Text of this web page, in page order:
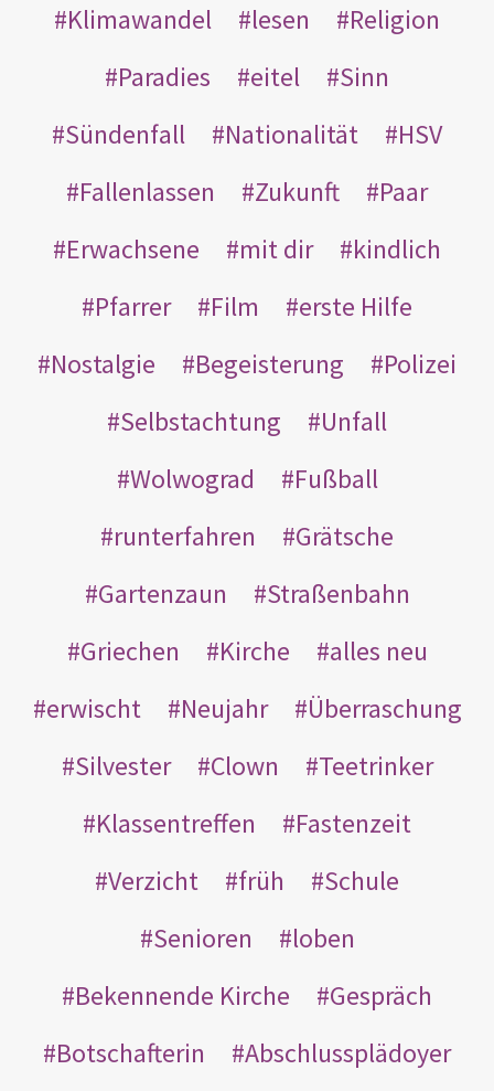
Klimawandel
lesen
Religion
Paradies
eitel
Sinn
Sündenfall
Nationalität
HSV
Fallenlassen
Zukunft
Paar
Erwachsene
mit dir
kindlich
Pfarrer
Film
erste Hilfe
Nostalgie
Begeisterung
Polizei
Selbstachtung
Unfall
Wolwograd
Fußball
runterfahren
Grätsche
Gartenzaun
Straßenbahn
Griechen
Kirche
alles neu
erwischt
Neujahr
Überraschung
Silvester
Clown
Teetrinker
Klassentreffen
Fastenzeit
Verzicht
früh
Schule
Senioren
loben
Bekennende Kirche
Gespräch
Botschafterin
Abschlussplädoyer